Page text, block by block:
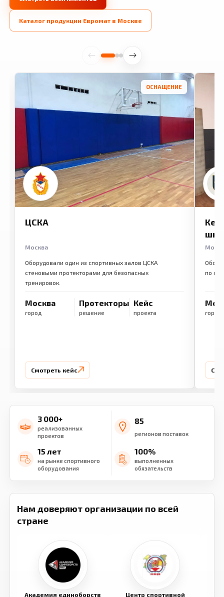
Каталог продукции Евромат в Москве
ОСНАЩЕНИЕ
ЦСКА
Москва
Оборудовали один из спортивных залов ЦСКА
стеновыми протекторами для безопасных
тренировок.
Москва
город
Протекторы
решение
Кейс
проекта
Смотреть кейс
по
город
3 000+
реализованных
проектов
85
регионов поставок
15 лет
на рынке спортивного
оборудования
100%
выполненных
обязательств
Нам доверяют организации по всей
стране
Академия единоборств Центр спортивной